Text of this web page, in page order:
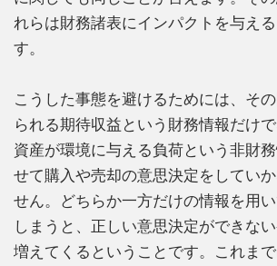
れらは財務諸表にインパクトを与え
す。
こうした事態を避けるためには、そ
られる期待収益という財務情報だけ
資産が環境に与える負荷という非財
せて購入や売却の意思決定をしてい
せん。どちらか一方だけの情報を用
しまうと、正しい意思決定ができな
増えてくるということです。これま